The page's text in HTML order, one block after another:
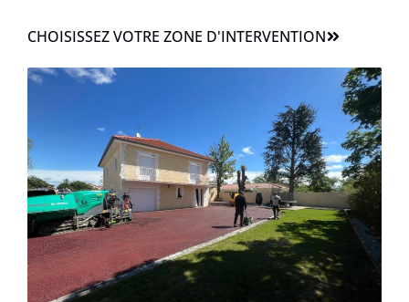
CHOISISSEZ VOTRE ZONE D'INTERVENTION